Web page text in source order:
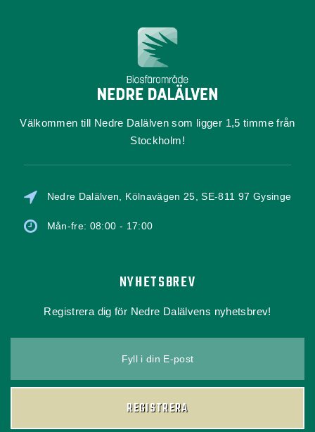
Välkommen till Nedre Dalälven som ligger 1,5 timme från
Stockholm!
Nedre Dalälven, Kölnavägen 25, SE-811 97 Gysinge
Mån-fre: 08:00 - 17:00
NYHETSBREV
Registrera dig för Nedre Dalälvens nyhetsbrev!
Fyll i din E-post
REGISTRERA